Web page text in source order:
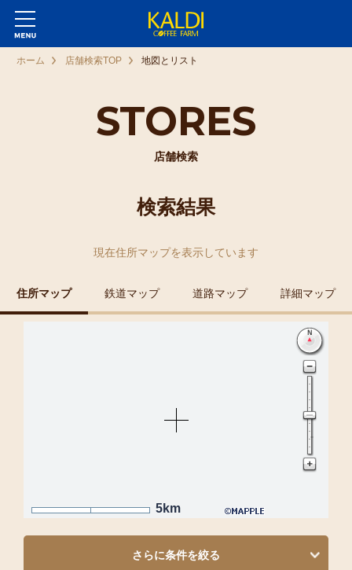
STORES
店舗検索
ホーム 店舗検索TOP 地図とリスト
検索結果
現在住所マップを表示しています
住所マップ 鉄道マップ 道路マップ 詳細マップ
5km
さらに条件を絞る